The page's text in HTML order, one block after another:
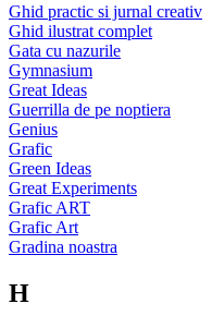
Ghid practic si jurnal creativ
Ghid ilustrat complet
Gata cu nazurile
Gymnasium
Great Ideas
Guerrilla de pe noptiera
Genius
Grafic
Green Ideas
Great Experiments
Grafic ART
Grafic Art
Gradina noastra
H